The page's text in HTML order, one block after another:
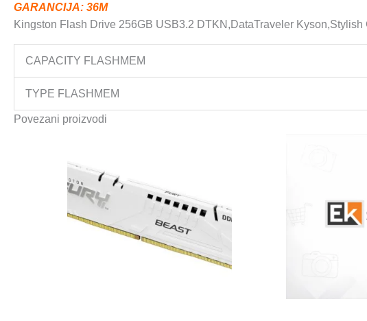
GARANCIJA: 36M
Kingston Flash Drive 256GB USB3.2 DTKN,DataTraveler
CAPACITY FLASHMEM
TYPE FLASHMEM
Povezani proizvodi